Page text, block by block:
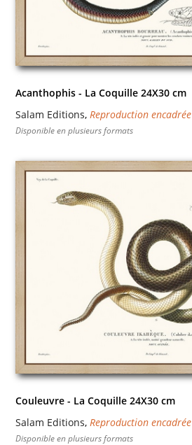
Acanthophis - La Coquille 24X30 cm
Salam Editions, Reproduction encadrée
Disponible en plusieurs formats
Couleuvre - La Coquille 24X30 cm
Salam Editions, Reproduction encadrée
Disponible en plusieurs formats